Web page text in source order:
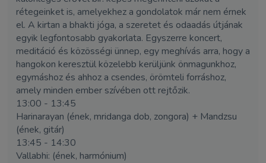
rétegeinket is, amelyekhez a gondolatok már nem érnek
el. A kirtan a bhakti jóga, a szeretet és odaadás útjának
egyik legfontosabb gyakorlata. Egyszerre koncert,
meditáció és közösségi ünnep, egy meghívás arra, hogy a
hangokon keresztül közelebb kerüljünk önmagunkhoz,
egymáshoz és ahhoz a csendes, örömteli forráshoz,
amely minden ember szívében ott rejtőzik.
13:00 - 13:45
Harinarayan (ének, mridanga dob, zongora) + Mandzsu
(ének, gitár)
13:45 - 14:30
Vallabhi: (ének, harmónium)